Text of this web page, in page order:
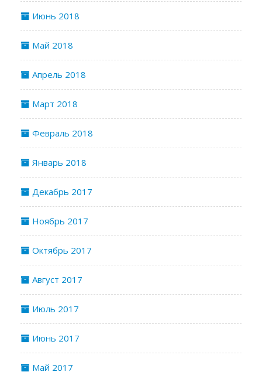
Июнь 2018
Май 2018
Апрель 2018
Март 2018
Февраль 2018
Январь 2018
Декабрь 2017
Ноябрь 2017
Октябрь 2017
Август 2017
Июль 2017
Июнь 2017
Май 2017